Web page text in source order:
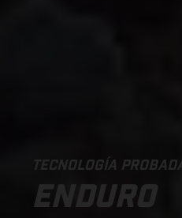
TECNOLOGÍA PROBADA
ENDURO